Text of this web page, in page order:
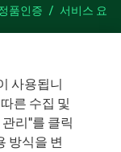
품인증
서비스 요
Facebook
TwitterLinkedIn
유. 한국내쇼날인스트
사용됩니
른 수집 및
리"를 클릭
방식을 변